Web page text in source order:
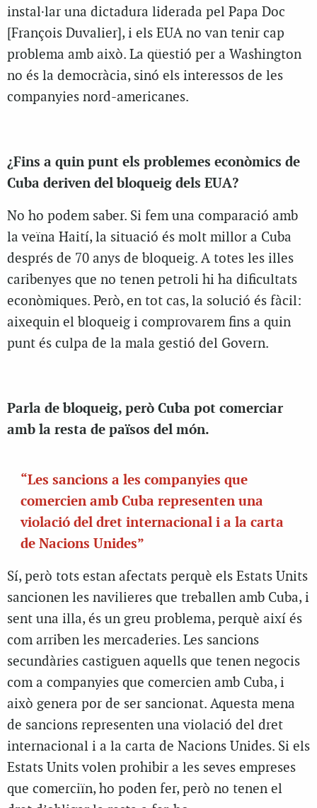
instal·lar una dictadura liderada pel Papa Doc
[François Duvalier], i els EUA no van tenir cap
problema amb això. La qüestió per a Washington
no és la democràcia, sinó els interessos de les
companyies nord-americanes.
¿Fins a quin punt els problemes econòmics de
Cuba deriven del bloqueig dels EUA?
No ho podem saber. Si fem una comparació amb
la veïna Haití, la situació és molt millor a Cuba
després de 70 anys de bloqueig. A totes les illes
caribenyes que no tenen petroli hi ha dificultats
econòmiques. Però, en tot cas, la solució és fàcil:
aixequin el bloqueig i comprovarem fins a quin
punt és culpa de la mala gestió del Govern.
Parla de bloqueig, però Cuba pot comerciar
amb la resta de països del món.
“Les sancions a les companyies que
comercien amb Cuba representen una
violació del dret internacional i a la carta
de Nacions Unides”
Sí, però tots estan afectats perquè els Estats Units
sancionen les navilieres que treballen amb Cuba, i
sent una illa, és un greu problema, perquè així és
com arriben les mercaderies. Les sancions
secundàries castiguen aquells que tenen negocis
com a companyies que comercien amb Cuba, i
això genera por de ser sancionat. Aquesta mena
de sancions representen una violació del dret
internacional i a la carta de Nacions Unides. Si els
Estats Units volen prohibir a les seves empreses
que comerciïn, ho poden fer, però no tenen el